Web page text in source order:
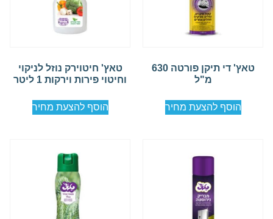
טאץ' די תיקן פורטה 630
מ"ל
הוסף להצעת מחיר
טאץ' חיטוירק נוזל לניקוי
וחיטוי פירות וירקות 1 ליטר
הוסף להצעת מחיר